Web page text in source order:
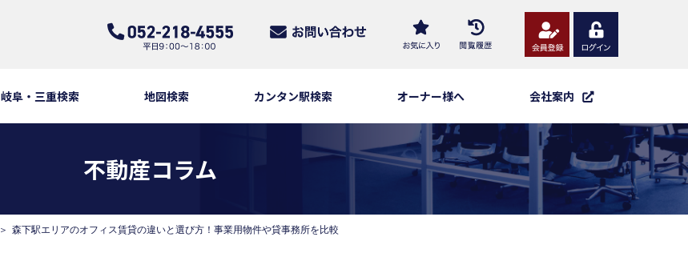
岐阜・三重検索 地図検索 カンタン駅検索 オーナー様へ 会社案内
不動産コラム
森下駅エリアのオフィス賃貸の違いと選び方！事業用物件や貸事務所を比較